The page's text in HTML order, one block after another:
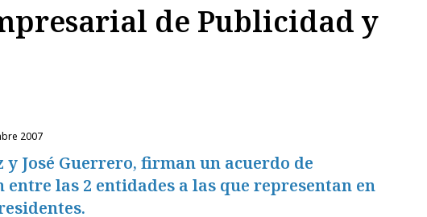
de Publicidad y
2007
y José Guerrero, firman un acuerdo de
entre las 2 entidades a las que representan en